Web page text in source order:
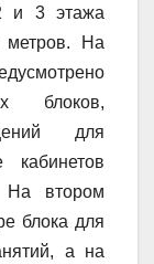
и 3 этажа
метров. На
блоков,
для
На втором
блока для
а на